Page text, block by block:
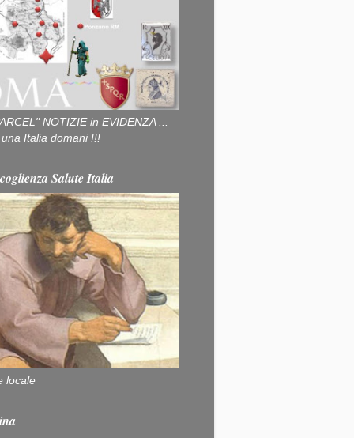
NOTIZIE in EVIDENZA ...
Italia domani !!!
Salute Italia
locale